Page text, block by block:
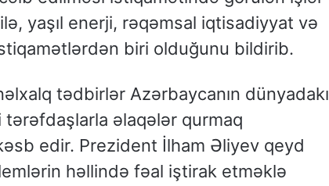
yaşıl enerji, rəqəmsal iqtisadiyyat və
biri olduğunu bildirib.
tədbirlər Azərbaycanın dünyadakı
əlaqələr qurmaq
edir. Prezident İlham Əliyev qeyd
həllində fəal iştirak etməklə